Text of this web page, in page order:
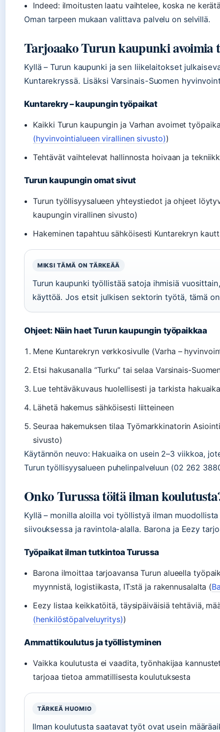
Indeed: ilmoitusten laatu vaihtelee, koska ne
Oman tarpeen mukaan valittava palvelu on selvillä.
Tarjoaako Turun kaupunki avoimia
Kyllä – Turun kaupunki ja sen liikelaitokset
Kuntarekryssä. Lisäksi Varsinais-Suomen
Kuntarekry – kaupungin työpaikat
Kaikki Turun kaupungin ja Varhan avoimet
(hyvinvointialueen virallinen sivusto))
Tehtävät vaihtelevat hallinnosta hoivaan ja
Turun kaupungin omat sivut
Turun työllisyysalueen yhteystiedot ja ohjeet
kaupungin virallinen sivusto)
Hakeminen tapahtuu sähköisesti Kuntarekryn
MIKSI TÄMÄ ON TÄRKEÄÄ
Turun kaupunki työllistää satoja ihmisiä
käyttöä. Jos etsit julkisen sektorin työtä, tämä
Ohjeet: Näin haet Turun kaupungin työpaikkaa
Mene Kuntarekryn verkkosivulle (Varha –
Etsi hakusanalla “Turku” tai selaa Varsinais-
Lue tehtäväkuvaus huolellisesti ja tarkista
Lähetä hakemus sähköisesti liitteineen
Seuraa hakemuksen tilaa Työmarkkinatorin
sivusto)
Käytännön neuvo: Hakuaika on usein 2–3 viikkoa,
Turun työllisyysalueen puhelinpalveluun (02 262
Onko Turussa töitä ilman
Kyllä – monilla aloilla voi työllistyä ilman
siivouksessa ja ravintola-alalla. Barona ja Eezy
Työpaikat ilman tutkintoa Turussa
Barona ilmoittaa tarjoavansa Turun alueella
myynnistä, logistiikasta, IT:stä ja rakennusalalta (
Eezy listaa keikkatöitä, täysipäiväisiä tehtäviä,
(henkilöstöpalveluyritys))
Ammattikoulutus ja työllistyminen
Vaikka koulutusta ei vaadita, työnhakijaa
tarjoaa tietoa ammatillisesta koulutuksesta
TÄRKEÄ HUOMIO
Ilman koulutusta saatavat työt ovat usein